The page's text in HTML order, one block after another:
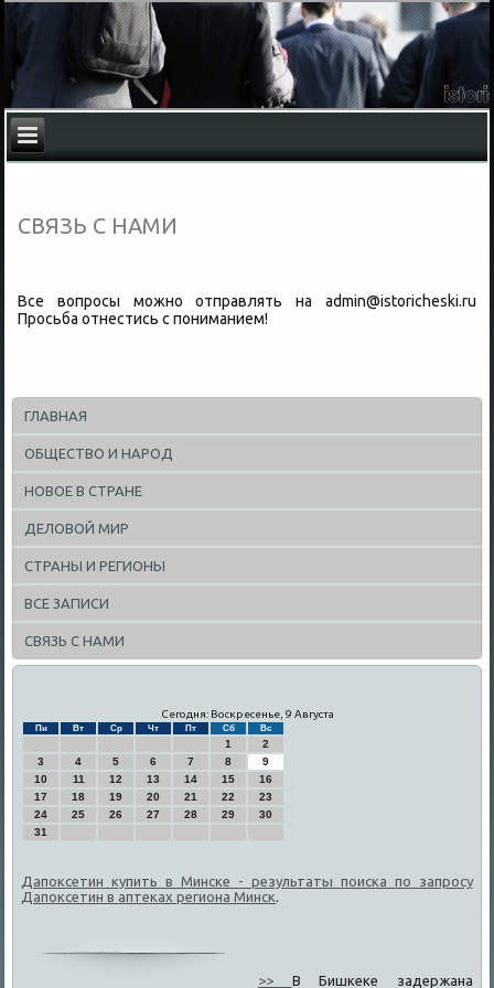
СВЯЗЬ С НАМИ
Все вопросы можно отправлять на admin@istoricheski.ru
Просьба отнестись с пониманием!
ГЛАВНАЯ
ОБЩЕСТВО И НАРОД
НОВОЕ В СТРАНЕ
ДЕЛОВОЙ МИР
СТРАНЫ И РЕГИОНЫ
ВСЕ ЗАПИСИ
СВЯЗЬ С НАМИ
Сегодня: Воскресенье, 9 Августа
Пн Вт Ср Чт Пт Сб Вс
1
2
3
4 5 6 7 8
9
10
11 12 13 14 15
16
17
18 19 20 21 22
23
24
25 26 27 28 29
30
31
Дапоксетин купить в Минске - результаты поиска по запросу
Дапоксетин в аптеках региона Минск.
>> В Бишкеке задержана